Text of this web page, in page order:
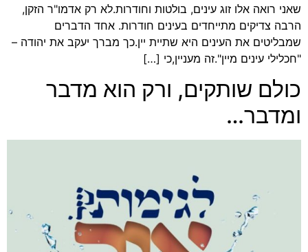
שאני רואה אלו זוג עינים, בולטות וחודרות.לא רק אדמו"ר הזקן,
הרבה צדיקים מתייחדים בעינים חודרות. אחד הדברים
שמבליטים את העינים היא שתיית יין.כך מברך יעקב את יהודה –
"חכלילי עינים מיין".זה מעניין,כי […]
כולם שותקים, ורק הוא מדבר
ומדבר…